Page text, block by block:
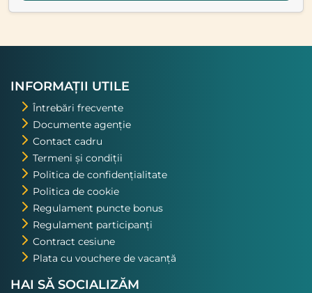
INFORMAȚII UTILE
Întrebări frecvente
Documente agenție
Contact cadru
Termeni și condiții
Politica de confidențialitate
Politica de cookie
Regulament puncte bonus
Regulament participanți
Contract cesiune
Plata cu vouchere de vacanță
HAI SĂ SOCIALIZĂM